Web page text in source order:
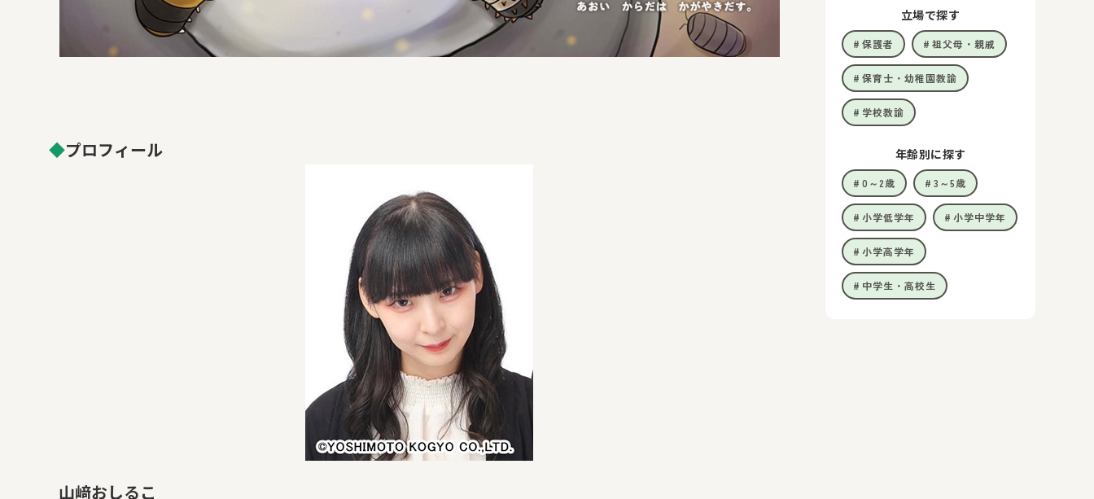
◆プロフィール
山﨑おしるこ
立場で探す
保護者 祖父母・親戚
保育士・幼稚園教諭
学校教諭
年齢別に探す
0～2歳 3～5歳
小学低学年 小学中学年
小学高学年
中学生・高校生